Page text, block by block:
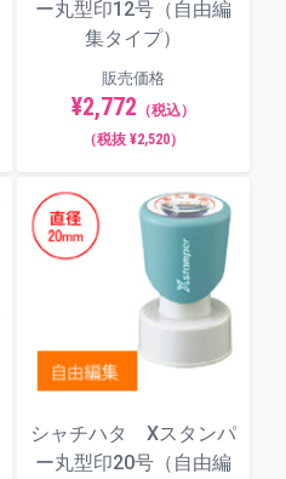
ー丸型印12号（自由編
集タイプ）
販売価格
¥2,772 （税込）
（税抜 ¥2,520）
シャチハタ Xスタンパ
ー丸型印20号（自由編